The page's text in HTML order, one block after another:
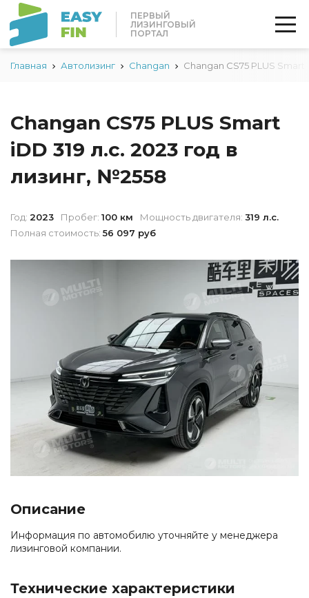
ПЕРВЫЙ
ЛИЗИНГОВЫЙ
ПОРТАЛ
Главная Автолизинг Changan Changan CS75 PLUS Smart
Changan CS75 PLUS Smart
iDD 319 л.с. 2023 год в
лизинг, №2558
Год: 2023 Пробег: 100 км Мощность двигателя: 319 л.с.
Полная стоимость: 56 097 руб
Описание
Информация по автомобилю уточняйте у менеджера
лизинговой компании.
Технические характеристики